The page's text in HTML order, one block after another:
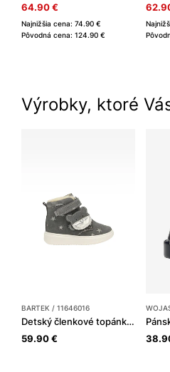
64.90 €
Najnižšia cena: 74.90 €
Pôvodná cena: 124.90 €
Výrobky, ktoré
BARTEK / 11646016
Detský členkové topánky BARTEK
59.90 €